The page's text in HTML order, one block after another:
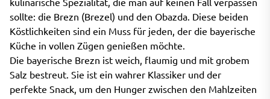
sollte: die Brezn (Brezel) und den Obazda. Diese beiden
Köstlichkeiten sind ein Muss für jeden, der die bayerische
Küche in vollen Zügen genießen möchte.
Die bayerische Brezn ist weich, flaumig und mit grobem
Salz bestreut. Sie ist ein wahrer Klassiker und der
perfekte Snack, um den Hunger zwischen den Mahlzeiten